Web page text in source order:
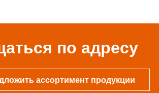
по адресу
ассортимент продукции